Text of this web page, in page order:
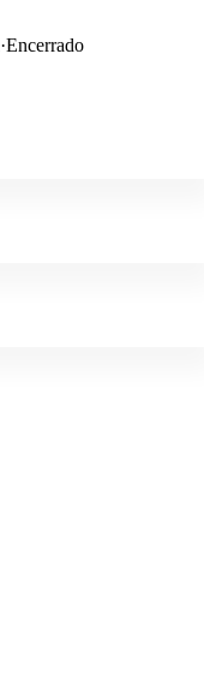
·Encerrado